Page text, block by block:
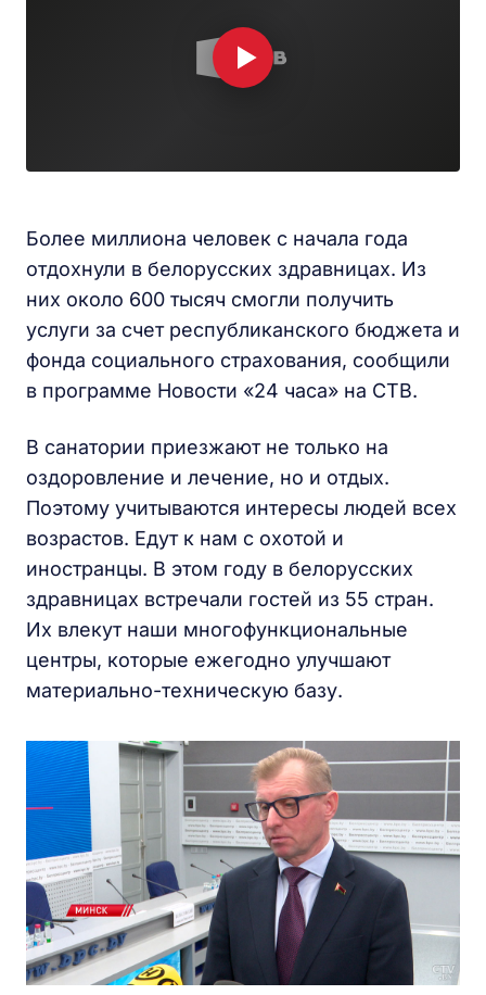
Более миллиона человек с начала года
отдохнули в белорусских здравницах. Из
них около 600 тысяч смогли получить
услуги за счет республиканского бюджета и
фонда социального страхования, сообщили
в программе Новости «24 часа» на СТВ.
В санатории приезжают не только на
оздоровление и лечение, но и отдых.
Поэтому учитываются интересы людей всех
возрастов. Едут к нам с охотой и
иностранцы. В этом году в белорусских
здравницах встречали гостей из 55 стран.
Их влекут наши многофункциональные
центры, которые ежегодно улучшают
материально-техническую базу.